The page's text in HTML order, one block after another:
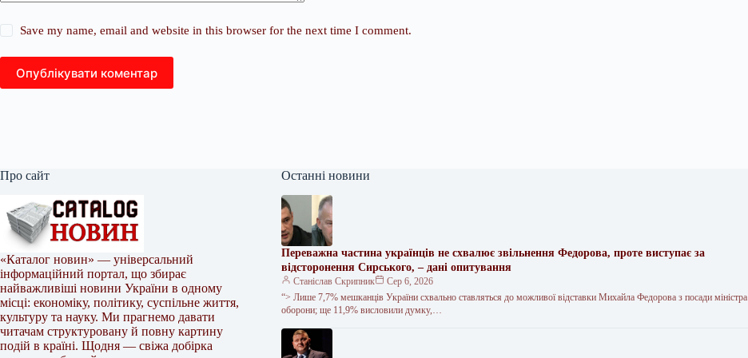
Save my name, email and website in this browser for the next time I comment.
Опублікувати коментар
Про сайт
«Каталог новин» — універсальний
інформаційний портал, що збирає
найважливіші новини України в одному
місці: економіку, політику, суспільне життя,
культуру та науку. Ми прагнемо давати
читачам структуровану й повну картину
подій в країні. Щодня — свіжа добірка
Останні новини
Переважна частина українців не схвалює звільнення Федорова, проте виступає за
відсторонення Сирського, – дані опитування
Станіслав Скрипник
Сер 6, 2026
“> Лише 7,7% мешканців України схвально ставляться до можливої відставки Михайла Федорова з посади міністра
оборони; ще 11,9% висловили думку,…